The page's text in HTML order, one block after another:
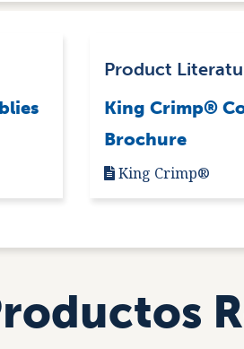
Product
King Crimp®
Brochure
King Crimp®